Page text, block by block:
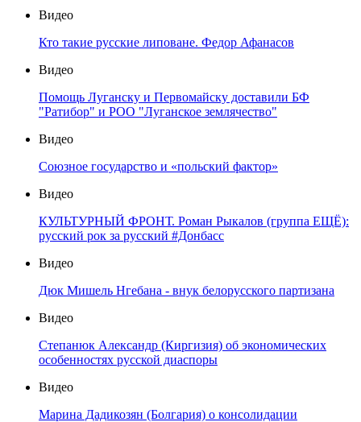
Видео
Кто такие русские липоване. Федор Афанасов
Видео
Помощь Луганску и Первомайску доставили БФ
"Ратибор" и РОО "Луганское землячество"
Видео
Союзное государство и «польский фактор»
Видео
КУЛЬТУРНЫЙ ФРОНТ. Роман Рыкалов (группа ЕЩЁ):
русский рок за русский #Донбасс
Видео
Дюк Мишель Нгебана - внук белорусского партизана
Видео
Степанюк Александр (Киргизия) об экономических
особенностях русской диаспоры
Видео
Марина Дадикозян (Болгария) о консолидации